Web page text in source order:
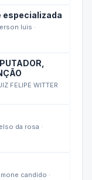
especializada
luis ·
FELIPE WITTER
da rosa ·
candido ·